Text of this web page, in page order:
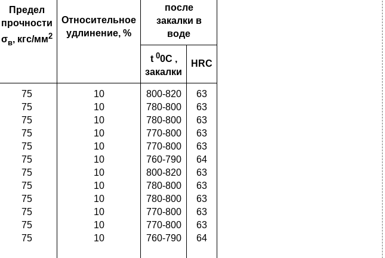
Предел
прочности
σв, кгс/мм2
Относительное
удлинение, %
после
закалки в
воде
t 00C ,
закалки
HRC
75
75
75
75
75
75
75
75
75
75
75
75
10
10
10
10
10
10
10
10
10
10
10
10
800-820
780-800
780-800
770-800
770-800
760-790
800-820
780-800
780-800
770-800
770-800
760-790
63
63
63
63
63
64
63
63
63
63
63
64